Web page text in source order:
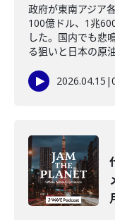
政府が東南アジア
100億ドル、1兆
した。国内でも悲
る狙いと日本の原
2026.04.15 |